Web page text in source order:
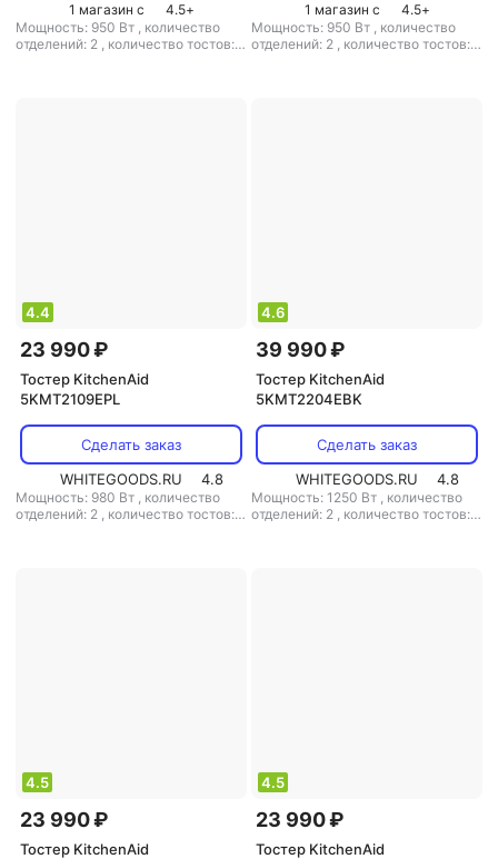
1 магазин с 4.5+
Мощность: 950 Вт , количество
отделений: 2 , количество тостов: 2
1 магазин с 4.5+
Мощность: 950 Вт , количество
отделений: 2 , количество тостов: 2
4.4
23 990 ₽
Тостер KitchenAid
5KMT2109EPL
Сделать заказ
WHITEGOODS.RU
4.8
Мощность: 980 Вт , количество
отделений: 2 , количество тостов: 2
4.6
39 990 ₽
Тостер KitchenAid
5KMT2204EBK
Сделать заказ
WHITEGOODS.RU
4.8
Мощность: 1250 Вт , количество
отделений: 2 , количество тостов: 2
4.5
23 990 ₽
Тостер KitchenAid
4.5
23 990 ₽
Тостер KitchenAid